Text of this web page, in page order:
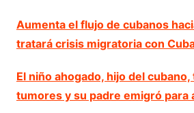
Aumenta el flujo de cubanos
tratará crisis migratoria con
El niño ahogado, hijo del
tumores y su padre emigró para